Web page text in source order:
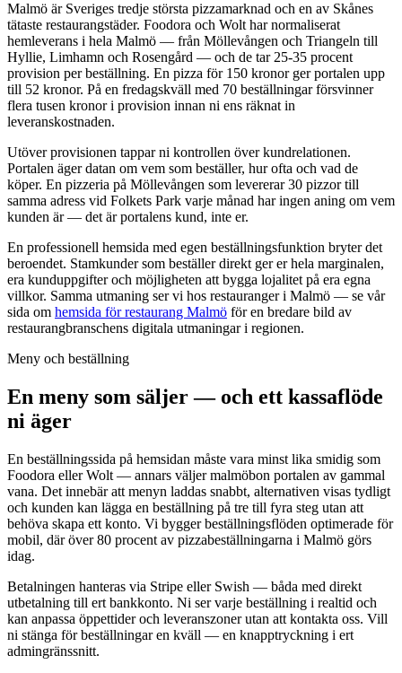
Malmö är Sveriges tredje största pizzamarknad och en av Skånes
tätaste restaurangstäder. Foodora och Wolt har normaliserat
hemleverans i hela Malmö — från Möllevången och Triangeln till
Hyllie, Limhamn och Rosengård — och de tar 25-35 procent
provision per beställning. En pizza för 150 kronor ger portalen upp
till 52 kronor. På en fredagskväll med 70 beställningar försvinner
flera tusen kronor i provision innan ni ens räknat in
leveranskostnaden.
Utöver provisionen tappar ni kontrollen över kundrelationen.
Portalen äger datan om vem som beställer, hur ofta och vad de
köper. En pizzeria på Möllevången som levererar 30 pizzor till
samma adress vid Folkets Park varje månad har ingen aning om vem
kunden är — det är portalens kund, inte er.
En professionell hemsida med egen beställningsfunktion bryter det
beroendet. Stamkunder som beställer direkt ger er hela marginalen,
era kunduppgifter och möjligheten att bygga lojalitet på era egna
villkor. Samma utmaning ser vi hos restauranger i Malmö — se vår
sida om hemsida för restaurang Malmö för en bredare bild av
restaurangbranschens digitala utmaningar i regionen.
Meny och beställning
En meny som säljer — och ett kassaflöde
ni äger
En beställningssida på hemsidan måste vara minst lika smidig som
Foodora eller Wolt — annars väljer malmöbon portalen av gammal
vana. Det innebär att menyn laddas snabbt, alternativen visas tydligt
och kunden kan lägga en beställning på tre till fyra steg utan att
behöva skapa ett konto. Vi bygger beställningsflöden optimerade för
mobil, där över 80 procent av pizzabeställningarna i Malmö görs
idag.
Betalningen hanteras via Stripe eller Swish — båda med direkt
utbetalning till ert bankkonto. Ni ser varje beställning i realtid och
kan anpassa öppettider och leveranszoner utan att kontakta oss. Vill
ni stänga för beställningar en kväll — en knapptryckning i ert
admingränssnitt.